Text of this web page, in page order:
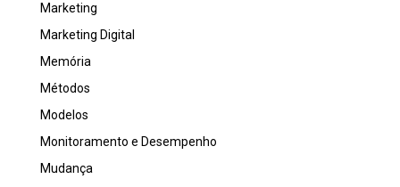
Marketing
Marketing Digital
Memória
Métodos
Modelos
Monitoramento e Desempenho
Mudança